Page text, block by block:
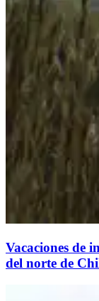
Vacaciones de
del norte de